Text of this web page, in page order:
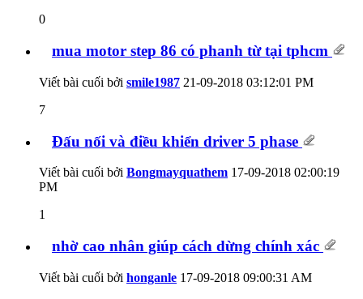
0
mua motor step 86 có phanh từ tại tphcm
Viết bài cuối bởi smile1987 21-09-2018 03:12:01 PM
7
Đấu nối và điều khiển driver 5 phase
Viết bài cuối bởi Bongmayquathem 17-09-2018 02:00:19
PM
1
nhờ cao nhân giúp cách dừng chính xác
Viết bài cuối bởi honganle 17-09-2018 09:00:31 AM